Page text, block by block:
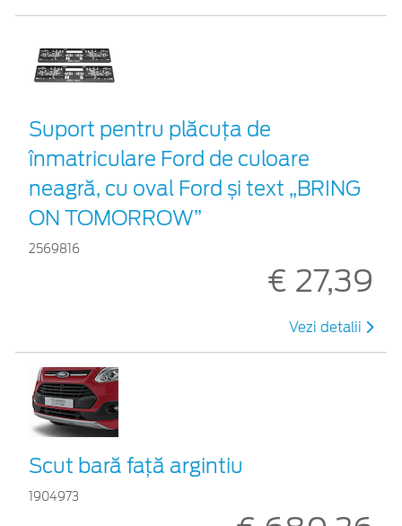
Suport pentru plăcuța de
înmatriculare Ford de culoare
neagră, cu oval Ford și text „BRING
ON TOMORROW”
2569816
€ 27,39
Vezi detalii
Scut bară faţă argintiu
1904973